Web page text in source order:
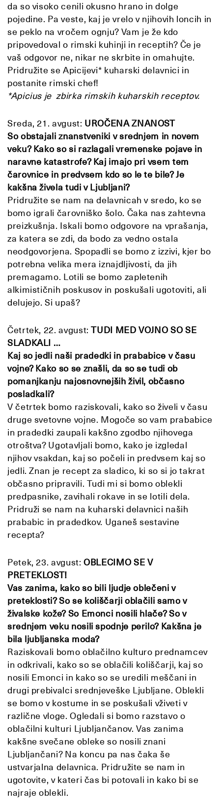
da so visoko cenili okusno hrano in dolge
pojedine. Pa veste, kaj je vrelo v njihovih loncih in
se peklo na vročem ognju? Vam je že kdo
pripovedoval o rimski kuhinji in receptih? Če je
vaš odgovor ne, nikar ne skrbite in omahujte.
Pridružite se Apicijevi* kuharski delavnici in
postanite rimski chef!
*Apicius je zbirka rimskih kuharskih receptov.
Sreda, 21. avgust: UROČENA ZNANOST
So obstajali znanstveniki v srednjem in novem
veku? Kako so si razlagali vremenske pojave in
naravne katastrofe? Kaj imajo pri vsem tem
čarovnice in predvsem kdo so le te bile? Je
kakšna živela tudi v Ljubljani?
Pridružite se nam na delavnicah v sredo, ko se
bomo igrali čarovniško šolo. Čaka nas zahtevna
preizkušnja. Iskali bomo odgovore na vprašanja,
za katera se zdi, da bodo za vedno ostala
neodgovorjena. Spopadli se bomo z izzivi, kjer bo
potrebna velika mera iznajdljivosti, da jih
premagamo. Lotili se bomo zapletenih
alkimističnih poskusov in poskušali ugotoviti, ali
delujejo. Si upaš?
Četrtek, 22. avgust:TUDI MED VOJNO SO SE
SLADKALI …
Kaj so jedli naši pradedki in prababice v času
vojne? Kako so se znašli, da so se tudi ob
pomanjkanju najosnovnejših živil, občasno
posladkali?
V četrtek bomo raziskovali, kako so živeli v času
druge svetovne vojne. Mogoče so vam prababice
in pradedki zaupali kakšno zgodbo njihovega
otroštva? Ugotavljali bomo, kako je izgledal
njihov vsakdan, kaj so počeli in predvsem kaj so
jedli. Znan je recept za sladico, ki so si jo takrat
občasno pripravili. Tudi mi si bomo oblekli
predpasnike, zavihali rokave in se lotili dela.
Pridruži se nam na kuharski delavnici naših
prababic in pradedkov. Uganeš sestavine
recepta?
Petek, 23. avgust:OBLECIMO SE V
PRETEKLOST!
Vas zanima, kako so bili ljudje oblečeni v
preteklosti? So se koliščarji oblačili samo v
živalske kože? So Emonci nosili hlače? So v
srednjem veku nosili spodnje perilo? Kakšna je
bila ljubljanska moda?
Raziskovali bomo oblačilno kulturo prednamcev
in odkrivali, kako so se oblačili koliščarji, kaj so
nosili Emonci in kako so se uredili meščani in
drugi prebivalci srednjeveške Ljubljane. Oblekli
se bomo v kostume in se poskušali vživeti v
različne vloge. Ogledali si bomo razstavo o
oblačilni kulturi Ljubljančanov. Vas zanima
kakšne svečane obleke so nosili znani
Ljubljančani? Na koncu pa nas čaka še
ustvarjalna delavnica. Pridružite se nam in
ugotovite, v kateri čas bi potovali in kako bi se
najraje oblekli.